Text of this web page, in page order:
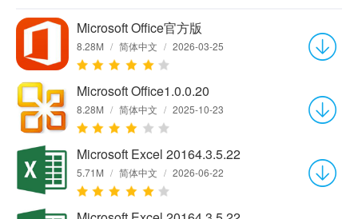
Microsoft Office官方版
8.28M / 简体中文 / 2026-03-25
Microsoft Office1.0.0.20
8.28M / 简体中文 / 2025-10-23
Microsoft Excel 20164.3.5.22
5.71M / 简体中文 / 2026-06-22